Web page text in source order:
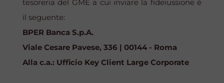
tesoreria del GME a cui inviare la fideiussione è
il seguente:
BPER Banca S.p.A.
Viale Cesare Pavese, 336 | 00144 - Roma
Alla c.a.: Ufficio Key Client Large Corporate